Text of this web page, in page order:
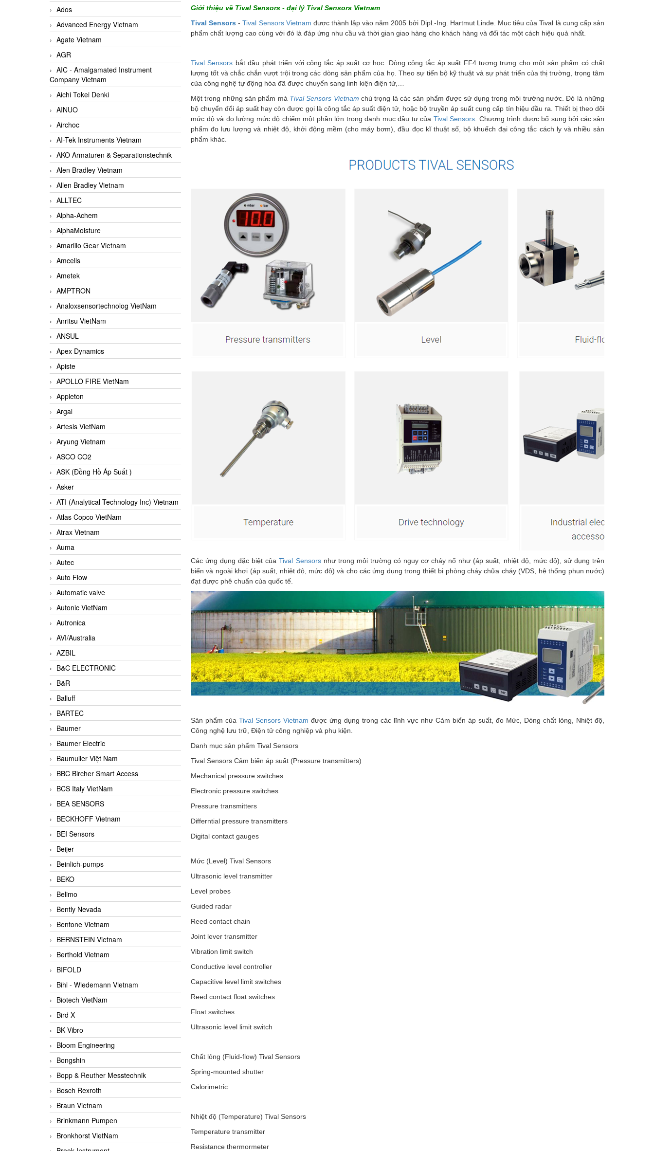
Ados
Advanced Energy Vietnam
Agate Vietnam
AGR
AIC - Amalgamated Instrument
Company Vietnam
Aichi Tokei Denki
AINUO
Airchoc
AI-Tek Instruments Vietnam
AKO Armaturen & Separationstechnik
Alen Bradley Vietnam
Allen Bradley Vietnam
ALLTEC
Alpha-Achem
AlphaMoisture
Amarillo Gear Vietnam
Amcells
Ametek
AMPTRON
Analoxsensortechnolog VietNam
Anritsu VietNam
ANSUL
Apex Dynamics
Apiste
APOLLO FIRE VietNam
Appleton
Argal
Artesis VietNam
Aryung Vietnam
ASCO CO2
ASK (Đồng Hồ Áp Suất )
Asker
ATI (Analytical Technology Inc) Vietnam
Atlas Copco VietNam
Atrax Vietnam
Auma
Autec
Auto Flow
Automatic valve
Autonic VietNam
Autronica
AVI/Australia
AZBIL
B&C ELECTRONIC
B&R
Balluff
BARTEC
Baumer
Baumer Electric
Baumuller Việt Nam
BBC Bircher Smart Access
BCS Italy VietNam
BEA SENSORS
BECKHOFF Vietnam
BEI Sensors
Beijer
Beinlich-pumps
BEKO
Belimo
Bently Nevada
Bentone Vietnam
BERNSTEIN Vietnam
Berthold Vietnam
BIFOLD
Bihl - Wiedemann Vietnam
Biotech VietNam
Bird X
BK Vibro
Bloom Engineering
Bongshin
Bopp & Reuther Messtechnik
Bosch Rexroth
Braun Vietnam
Brinkmann Pumpen
Bronkhorst VietNam
Giới thiệu về Tival Sensors - đại lý Tival Sensors Vietnam​
Tival Sensors -Tival Sensors Vietnam được thành lập vào năm 2005 bởi Dipl.-Ing. Hartmut Linde. Mục tiêu của Tival là cung cấp sản
phẩm chất lượng cao cùng với đó là đáp ứng nhu cầu và thời gian giao hàng cho khách hàng và đối tác một cách hiệu quả nhất.
Tival Sensors bắt đầu phát triển với công tắc áp suất cơ học. Dòng công tắc áp suất FF4 tượng trưng cho một sản phẩm có chất
lượng tốt và chắc chắn vượt trội trong các dòng sản phẩm của họ. Theo sự tiến bộ kỹ thuật và sự phát triển của thị trường, trọng tâm
của công nghệ tự động hóa đã được chuyển sang linh kiện điện tử,…
Một trong những sản phẩm mà Tival Sensors Vietnam chú trọng là các sản phẩm được sử dụng trong môi trường nước. Đó là những
bộ chuyển đổi áp suất hay còn được gọi là công tắc áp suất điện tử, hoặc bộ truyền áp suất cung cấp tín hiệu đầu ra. Thiết bị theo dõi
mức độ và đo lường mức độ chiếm một phần lớn trong danh mục đầu tư của Tival Sensors. Chương trình được bổ sung bởi các sản
phẩm đo lưu lượng và nhiệt độ, khởi động mềm (cho máy bơm), đầu đọc kĩ thuật số, bộ khuếch đại công tắc cách ly và nhiều sản
phẩm khác.
Các ứng dụng đặc biệt củaTival Sensorsnhư trong môi trường có nguy cơ cháy nổ như (áp suất, nhiệt độ, mức độ), sử dụng trên
biển và ngoài khơi (áp suất, nhiệt độ, mức độ) và cho các ứng dụng trong thiết bị phòng cháy chữa cháy (VDS, hệ thống phun nước)
đạt được phê chuẩn của quốc tế.
Sản phẩm của Tival Sensors Vietnam được ứng dụng trong các lĩnh vực như Cảm biển áp suất, đo Mức, Dòng chất lỏng, Nhiệt độ,
Công nghệ lưu trữ, Điện tử công nghiệp và phụ kiện.
Danh mục sản phẩm Tival Sensors
Tival Sensors Cảm biến áp suất (Pressure transmitters)
Mechanical pressure switches
Electronic pressure switches
Pressure transmitters
Differntial pressure transmitters
Digital contact gauges
Mức (Level) Tival Sensors
Ultrasonic level transmitter
Level probes
Guided radar
Reed contact chain
Joint lever transmitter
Vibration limit switch
Conductive level controller
Capacitive level limit switches
Reed contact float switches
Float switches
Ultrasonic level limit switch
Chất lỏng (Fluid-flow) Tival Sensors
Spring-mounted shutter
Calorimetric
Nhiệt độ (Temperature) Tival Sensors
Temperature transmitter
Resistance thermormeter